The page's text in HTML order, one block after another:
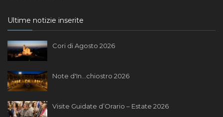
Ultime notizie inserite
Cori di Agosto 2026
Note d'In...chiostro 2026
Visite Guidate d’Orario – Estate 2026